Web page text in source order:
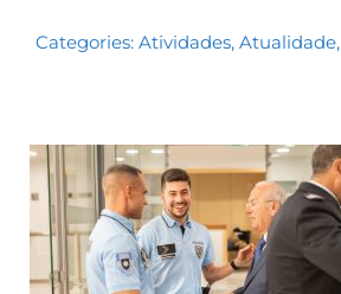
Categories: Atividades, Atualidade,